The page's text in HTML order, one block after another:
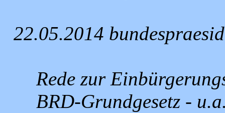
22.05.2014
Rede zur
BRD-Grundgesetz -